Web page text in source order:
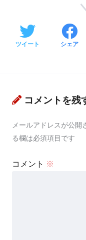
ツイート シェア
コメントを残
メールアドレスが公開
る欄は必須項目です
コメント ※